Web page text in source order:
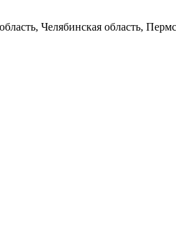
Челябинская область,